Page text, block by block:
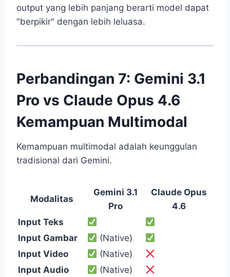
output yang lebih panjang berarti model dapat
"berpikir" dengan lebih leluasa.
Perbandingan 7: Gemini 3.1
Pro vs Claude Opus 4.6
Kemampuan Multimodal
Kemampuan multimodal adalah keunggulan
tradisional dari Gemini.
Modalitas
Gemini 3.1
Pro
Claude Opus
4.6
Input Teks
Input Gambar
(Native)
Input Video
(Native)
Input Audio
(Native)